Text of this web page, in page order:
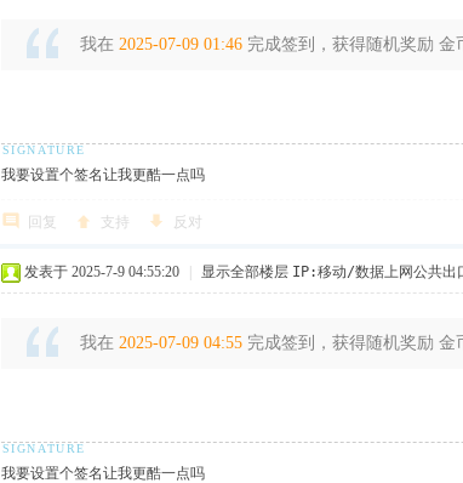
我在 2025-07-09 01:46 完成签到，获得随机奖励 金
我要设置个签名让我更酷一点吗
回复 支持 反对
发表于 2025-7-9 04:55:20 显示全部楼层 IP:移动/数据上网公共出
我在 2025-07-09 04:55 完成签到，获得随机奖励 金
我要设置个签名让我更酷一点吗